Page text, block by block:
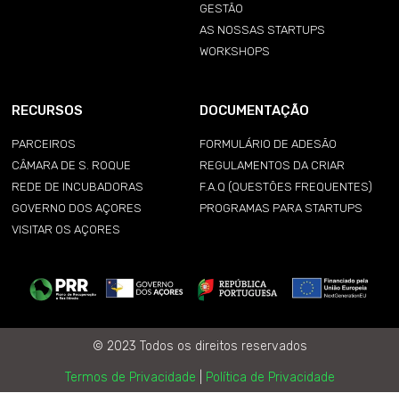
GESTÃO
AS NOSSAS STARTUPS
WORKSHOPS
RECURSOS
PARCEIROS
CÂMARA DE S. ROQUE
REDE DE INCUBADORAS
GOVERNO DOS AÇORES
VISITAR OS AÇORES
DOCUMENTAÇÃO
FORMULÁRIO DE ADESÃO
REGULAMENTOS DA CRIAR
F.A.Q (QUESTÕES FREQUENTES)
PROGRAMAS PARA STARTUPS
© 2023 Todos os direitos reservados
Termos de Privacidade Política de Privacidade